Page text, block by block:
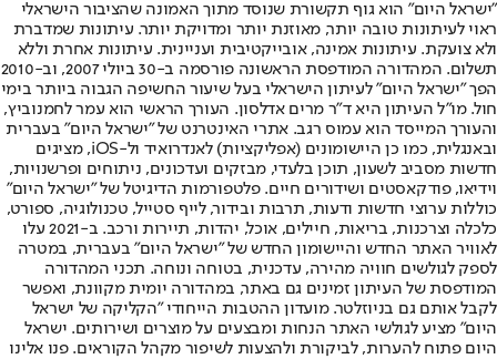
"ישראל היום" הוא גוף תקשורת שנוסד מתוך האמונה שהציבור הישראלי
ראוי לעיתונות טובה יותר, מאוזנת יותר ומדויקת יותר. עיתונות שמדברת
ולא צועקת. עיתונות אמינה, אובייקטיבית ועניינית. עיתונות אחרת וללא
תשלום. המהדורה המודפסת הראשונה פורסמה ב-30 ביולי 2007, וב-2010
הפך "ישראל היום" לעיתון הישראלי בעל שיעור החשיפה הגבוה ביותר בימי
חול. מו"ל העיתון היא ד"ר מרים אדלסון. העורך הראשי הוא עמר לחמנוביץ,
והעורך המייסד הוא עמוס רגב. אתרי האינטרנט של "ישראל היום" בעברית
ובאנגלית, כמו כן היישומונים (אפליקציות) לאנדרואיד ול-iOS, מציגים
חדשות מסביב לשעון, תוכן בלעדי, מבזקים ועדכונים, ניתוחים ופרשנויות,
וידיאו, פודקאסטים ושידורים חיים. פלטפורמות הדיגיטל של "ישראל היום"
כוללות ערוצי חדשות ודעות, תרבות ובידור, לייף סטייל, טכנולוגיה, ספורט,
כלכלה וצרכנות, בריאות, חיילים, אוכל, יהדות, תיירות ורכב. ב-2021 עלו
לאוויר האתר החדש והיישומון החדש של "ישראל היום" בעברית, במטרה
לספק לגולשים חוויה מהירה, עדכנית, בטוחה ונוחה. תכני המהדורה
המודפסת של העיתון זמינים גם באתר, במהדורה יומית מקוונת, ואפשר
לקבל אותם גם בניוזלטר. מועדון ההטבות הייחודי "הקליקה של ישראל
היום" מציע לגולשי האתר הנחות ומבצעים על מוצרים ושירותים. ישראל
היום פתוח להערות, לביקורת ולהצעות לשיפור מקהל הקוראים. פנו אלינו